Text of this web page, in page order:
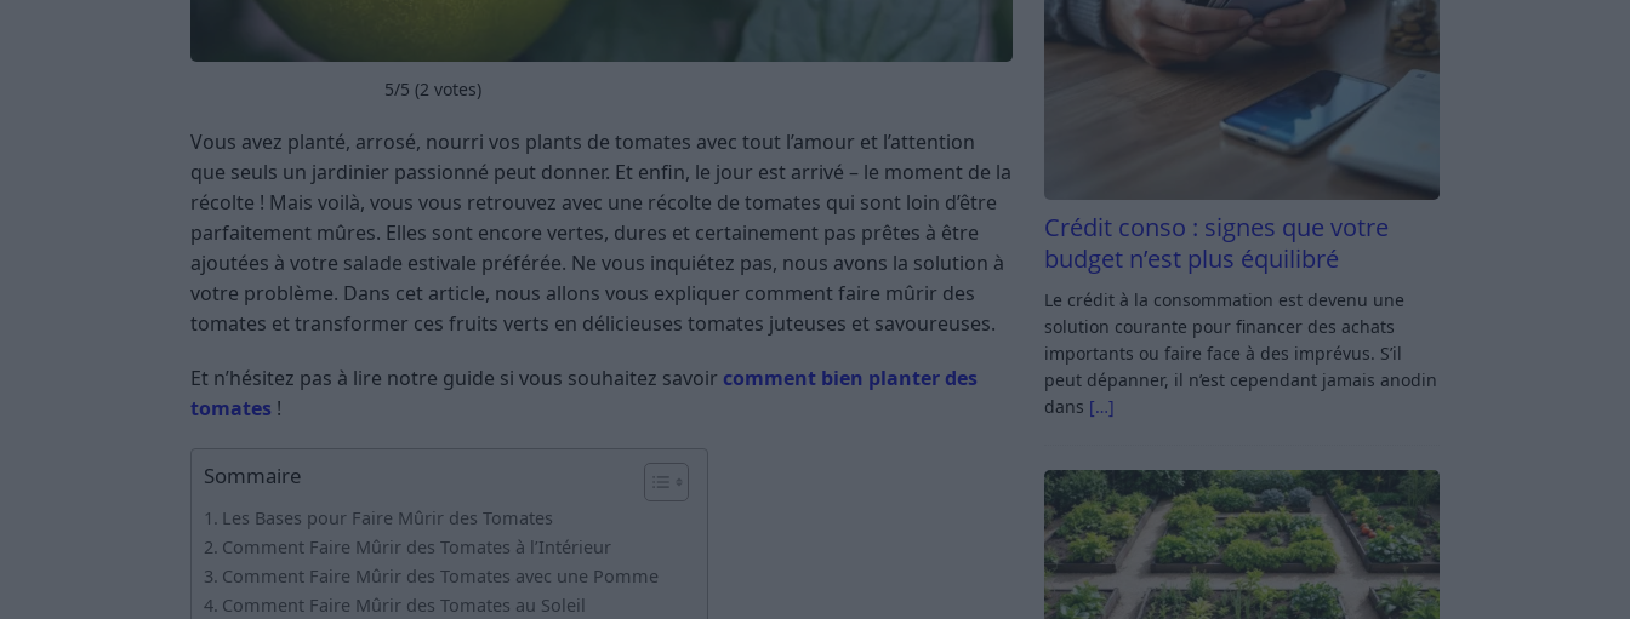
5/5 (2 votes)
Vous avez planté, arrosé, nourri vos plants de tomates avec tout l’amour et l’attention
que seuls un jardinier passionné peut donner. Et enfin, le jour est arrivé – le moment de la
récolte ! Mais voilà, vous vous retrouvez avec une récolte de tomates qui sont loin d’être
parfaitement mûres. Elles sont encore vertes, dures et certainement pas prêtes à être
ajoutées à votre salade estivale préférée. Ne vous inquiétez pas, nous avons la solution à
votre problème. Dans cet article, nous allons vous expliquer comment faire mûrir des
tomates et transformer ces fruits verts en délicieuses tomates juteuses et savoureuses.
Et n’hésitez pas à lire notre guide si vous souhaitez savoir comment bien planter des
tomates !
Sommaire
Les Bases pour Faire Mûrir des Tomates
Comment Faire Mûrir des Tomates à l’Intérieur
Comment Faire Mûrir des Tomates avec une Pomme
Comment Faire Mûrir des Tomates au Soleil
Crédit conso : signes que votre
budget n’est plus équilibré
Le crédit à la consommation est devenu une
solution courante pour financer des achats
importants ou faire face à des imprévus. S’il
peut dépanner, il n’est cependant jamais anodin
dans […]